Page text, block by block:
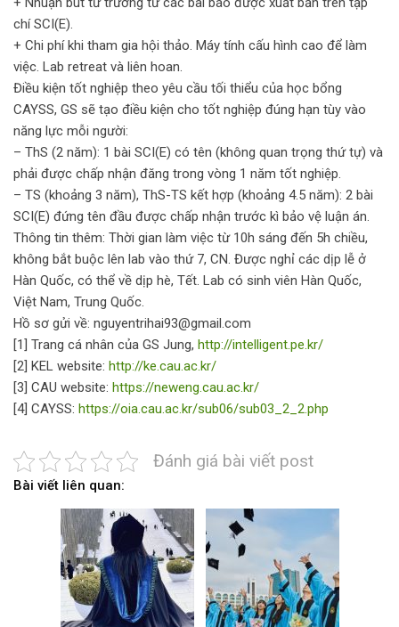
chí SCI(E).
+ Chi phí khi tham gia hội thảo. Máy tính cấu hình cao để làm
việc. Lab retreat và liên hoan.
Điều kiện tốt nghiệp theo yêu cầu tối thiểu của học bổng
CAYSS, GS sẽ tạo điều kiện cho tốt nghiệp đúng hạn tùy vào
năng lực mỗi người:
– ThS (2 năm): 1 bài SCI(E) có tên (không quan trọng thứ tự) và
phải được chấp nhận đăng trong vòng 1 năm tốt nghiệp.
– TS (khoảng 3 năm), ThS-TS kết hợp (khoảng 4.5 năm): 2 bài
SCI(E) đứng tên đầu được chấp nhận trước kì bảo vệ luận án.
Thông tin thêm: Thời gian làm việc từ 10h sáng đến 5h chiều,
không bắt buộc lên lab vào thứ 7, CN. Được nghỉ các dịp lễ ở
Hàn Quốc, có thể về dịp hè, Tết. Lab có sinh viên Hàn Quốc,
Việt Nam, Trung Quốc.
Hồ sơ gửi về: nguyentrihai93@gmail.com
[1] Trang cá nhân của GS Jung, http://intelligent.pe.kr/
[2] KEL website: http://ke.cau.ac.kr/
[3] CAU website: https://neweng.cau.ac.kr/
[4] CAYSS: https://oia.cau.ac.kr/sub06/sub03_2_2.php
Đánh giá bài viết post
Bài viết liên quan: